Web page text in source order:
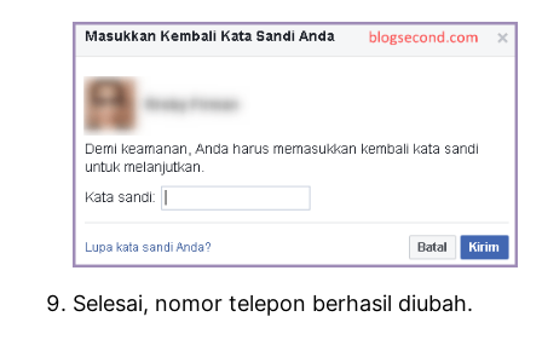
Selesai, nomor telepon berhasil diubah.